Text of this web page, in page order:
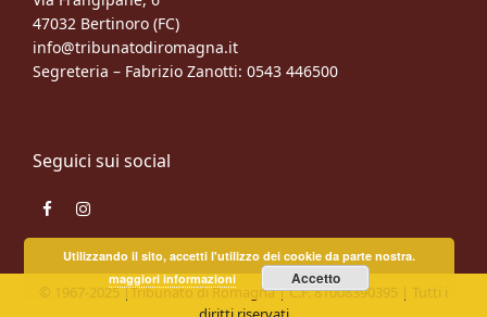
47032 Bertinoro (FC)
info@tribunatodiromagna.it
Segreteria – Fabrizio Zanotti: 0543 446500
Seguici sui social
FacebookInstagram
© 1967-2025 |Tribunato di Romagna| C.F. 81008390395 | Tutti i
Utilizzando il sito, accetti l'utilizzo dei cookie da parte nostra.
maggiori informazioni
Accetto